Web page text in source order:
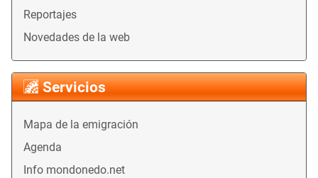
Reportajes
Novedades de la web
Servicios
Mapa de la emigración
Agenda
Info mondonedo.net